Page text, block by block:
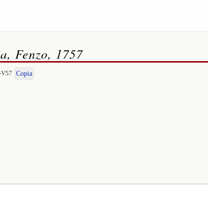
Fenzo, 1757
Copia